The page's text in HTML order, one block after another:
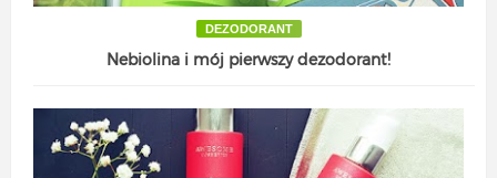
DEZODORANT
Nebiolina i mój pierwszy dezodorant!